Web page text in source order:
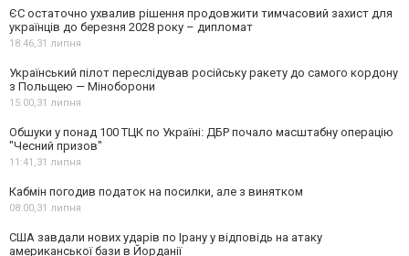
ЄС остаточно ухвалив рішення продовжити тимчасовий захист для
українців до березня 2028 року – дипломат
18:46,31 липня
Український пілот переслідував російську ракету до самого кордону
з Польщею — Міноборони
15:00,31 липня
Обшуки у понад 100 ТЦК по Україні: ДБР почало масштабну операцію
"Чесний призов"
11:41,31 липня
Кабмін погодив податок на посилки, але з винятком
08:00,31 липня
США завдали нових ударів по Ірану у відповідь на атаку
американської бази в Йорданії